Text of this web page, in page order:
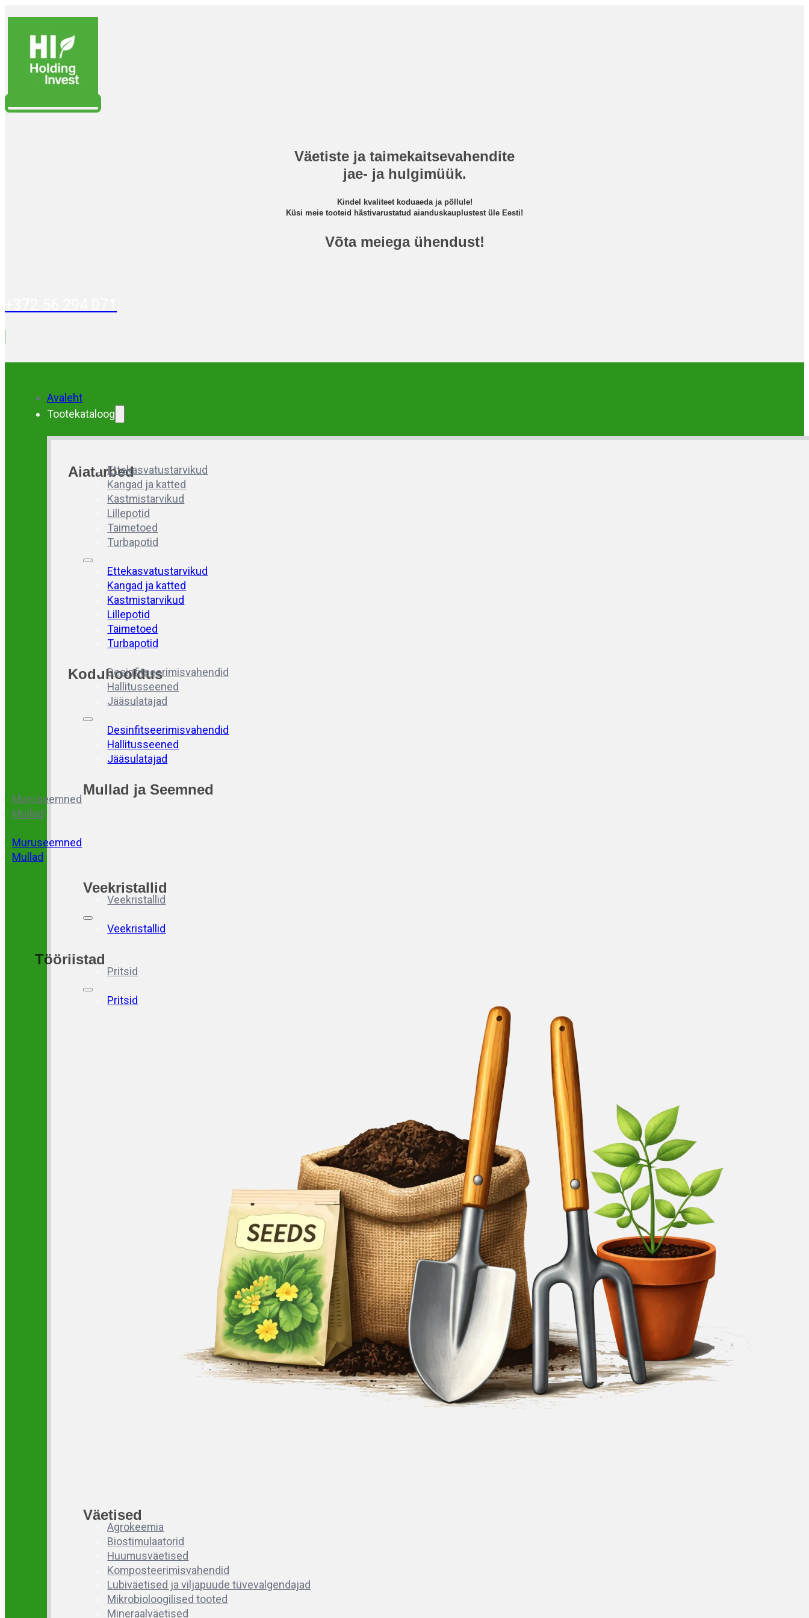
Väetiste ja taimekaitsevahendite
jae- ja hulgimüük.
Kindel kvaliteet koduaeda ja põllule!
Küsi meie tooteid hästivarustatud aianduskauplustest üle Eesti!
Võta meiega ühendust!
Avaleht
Tootekataloog
AiatarbedEttekasvatustarvikud
Kangad ja katted
Kastmistarvikud
Lillepotid
Taimetoed
Turbapotid
Ettekasvatustarvikud
Kangad ja katted
Kastmistarvikud
Lillepotid
Taimetoed
Turbapotid
Koduhooldus
Desinfitseerimisvahendid
Hallitusseened
Jääsulatajad
Desinfitseerimisvahendid
Hallitusseened
Jääsulatajad
Mullad ja Seemned
Muruseemned
Mullad
Muruseemned
Mullad
Veekristallid
Veekristallid
Veekristallid
Tööriistad
Pritsid
Pritsid
Väetised
Agrokeemia
Biostimulaatorid
Huumusväetised
Komposteerimisvahendid
Lubiväetised ja viljapuude tüvevalgendajad
Mikrobioloogilised tooted
Mineraalväetised